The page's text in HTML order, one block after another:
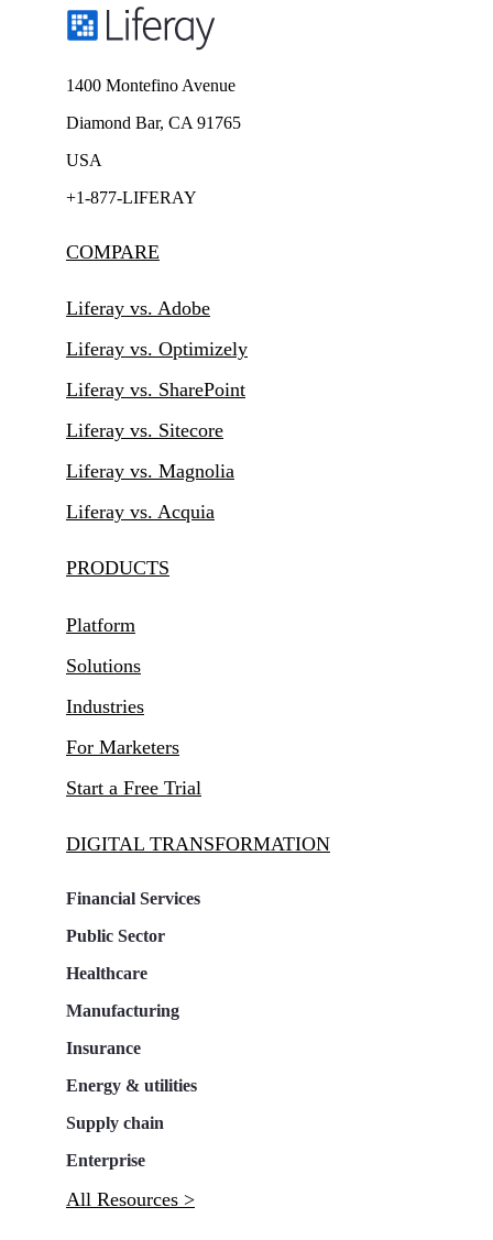
1400 Montefino Avenue
Diamond Bar, CA 91765
USA
+1-877-LIFERAY
COMPARE
Liferay vs. Adobe
Liferay vs. Optimizely
Liferay vs. SharePoint
Liferay vs. Sitecore
Liferay vs. Magnolia
Liferay vs. Acquia
PRODUCTS
Platform
Solutions
Industries
For Marketers
Start a Free Trial
DIGITAL TRANSFORMATION
Financial Services
Public Sector
Healthcare
Manufacturing
Insurance
Energy & utilities
Supply chain
Enterprise
All Resources >